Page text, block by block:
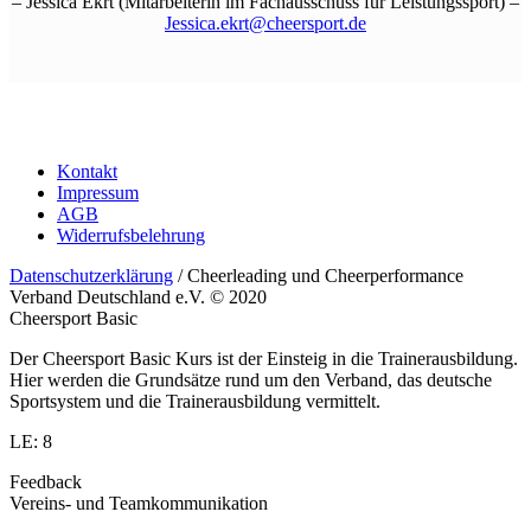
Jessica.ekrt@cheersport.de
Kontakt
Impressum
AGB
Widerrufsbelehrung
Datenschutzerklärung / Cheerleading und Cheerperformance
Verband Deutschland e.V. © 2020
Cheersport Basic
Der Cheersport Basic Kurs ist der Einsteig in die Trainerausbildung.
Hier werden die Grundsätze rund um den Verband, das deutsche
Sportsystem und die Trainerausbildung vermittelt.
LE: 8
Feedback
Vereins- und Teamkommunikation